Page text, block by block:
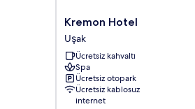
Kremon
Hotel
Uşak
Kremon Hotel
Uşak
Ücretsiz kahvaltı
Spa
Ücretsiz otopark
Ücretsiz kablosuz
internet